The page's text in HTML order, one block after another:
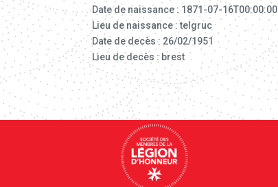
Date de naissance : 1871-07-16T00:00:00
Lieu de naissance : telgruc
Date de decès : 26/02/1951
Lieu de decès : brest